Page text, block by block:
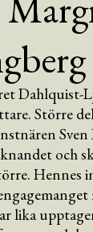
Dahlquist-
Större
och
Hennes
lika